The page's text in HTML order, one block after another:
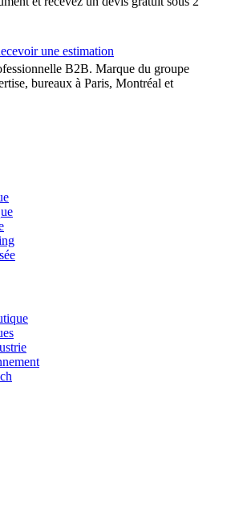
une estimation
B2B. Marque du groupe
bureaux à Paris, Montréal et